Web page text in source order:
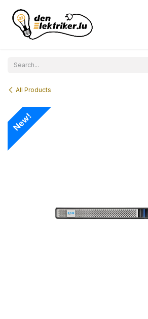
All Products
New!